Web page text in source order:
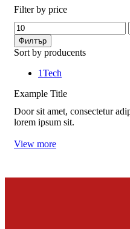
Filter by price
Минимална
цена
Филтър
Sort by producents
1Tech
Example Title
Door sit amet, consectetur
lorem ipsum sit.
View more